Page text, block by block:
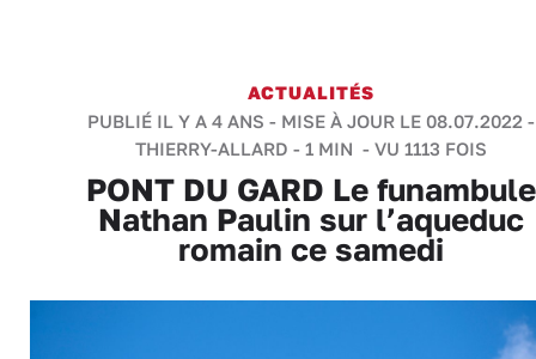
ACTUALITÉS
PUBLIÉ IL Y A 4 ANS - MISE À JOUR LE 08.07.2022 -
THIERRY-ALLARD - 1 MIN - VU 1113 FOIS
PONT DU GARD Le funambule
Nathan Paulin sur l’aqueduc
romain ce samedi